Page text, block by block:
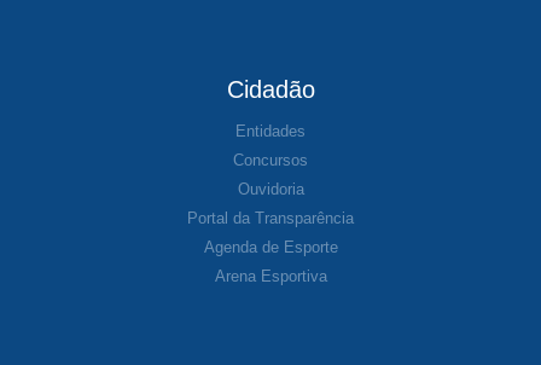
Cidadão
Entidades
Concursos
Ouvidoria
Portal da Transparência
Agenda de Esporte
Arena Esportiva